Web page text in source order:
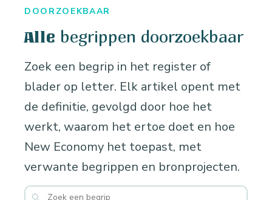
DOORZOEKBAAR
Alle begrippen doorzoekbaar
Zoek een begrip in het register of
blader op letter. Elk artikel opent met
de definitie, gevolgd door hoe het
werkt, waarom het ertoe doet en hoe
New Economy het toepast, met
verwante begrippen en bronprojecten.